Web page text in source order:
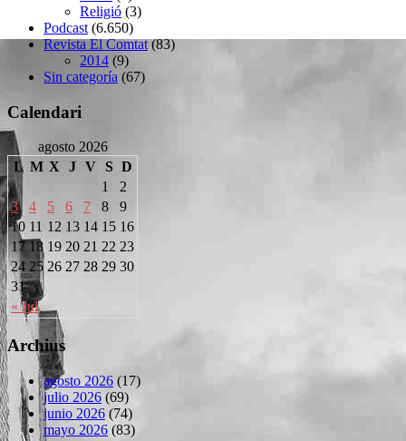
Religió (3)
Podcast (6.650)
Revista El Comtat(83)
2014 (9)
Sin categoría (67)
Calendari
agosto 2026
L M X J V S D
« Jul
1
2
3
4 5 6 7 8
9
10 11 12 13 14 15 16
17 18 19 20 21 22 23
24 25 26 27 28 29 30
31
Archius
agosto 2026 (17)
julio 2026 (69)
junio 2026 (74)
mayo 2026 (83)